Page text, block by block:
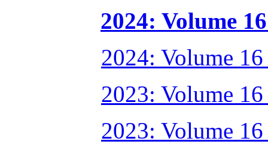
2024: Volume
2024: Volume
2023: Volume
2023: Volume